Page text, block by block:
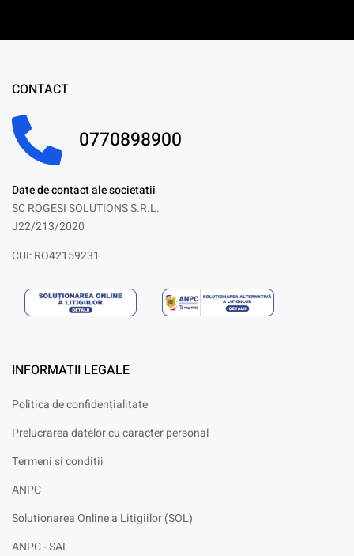
CONTACT
0770898900
Date de contact ale societatii
SC ROGESI SOLUTIONS S.R.L.
J22/213/2020
CUI: RO42159231
INFORMATII LEGALE
Politica de confidențialitate
Prelucrarea datelor cu caracter personal
Termeni si conditii
ANPC
Solutionarea Online a Litigiilor (SOL)
ANPC - SAL